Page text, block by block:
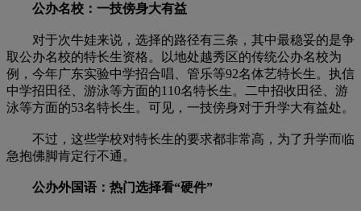
公办名校：一技傍身大有益
对于次牛娃来说，选择的路径有三条，其中最稳妥的是争
取公办名校的特长生资格。以地处越秀区的传统公办名校为
例，今年广东实验中学招合唱、管乐等92名体艺特长生。执信
中学招田径、游泳等方面的110名特长生。二中招收田径、游
泳等方面的53名特长生。可见，一技傍身对于升学大有益处。
不过，这些学校对特长生的要求都非常高，为了升学而临
急抱佛脚肯定行不通。
公办外国语：热门选择看“硬件”